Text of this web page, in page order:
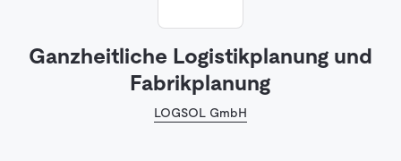
Ganzheitliche Logistikplanung und
Fabrikplanung
LOGSOL GmbH